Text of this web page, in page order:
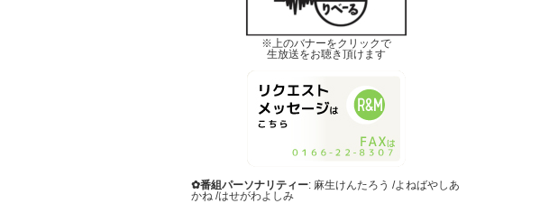
※上のバナーをクリックで
生放送をお聴き頂けます
✿番組パーソナリティー: 麻生けんたろう /よねばやしあ
かね /はせがわよしみ